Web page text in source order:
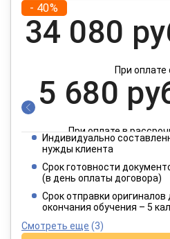
- 40%
34 080
При оплате
5 680
При оплате в
2 840
При оплате в
Индивидуально
нужды клиента
Срок готовности
(в день оплаты договора)
Срок отправки
окончания обучения – 5
Смотреть еще (3)